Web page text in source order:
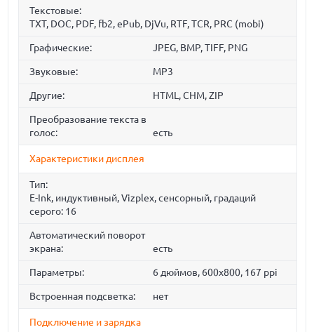
Текстовые:
TXT, DOC, PDF, fb2, ePub, DjVu, RTF, TCR, PRC (mobi)
Графические: JPEG, BMP, TIFF, PNG
Звуковые: MP3
Другие: HTML, CHM, ZIP
Преобразование текста в
голос:
есть
Характеристики дисплея
Тип:
E-Ink, индуктивный, Vizplex, сенсорный, градаций
серого: 16
Автоматический поворот
экрана:
есть
Параметры: 6 дюймов, 600x800, 167 ppi
Встроенная подсветка: нет
Подключение и зарядка